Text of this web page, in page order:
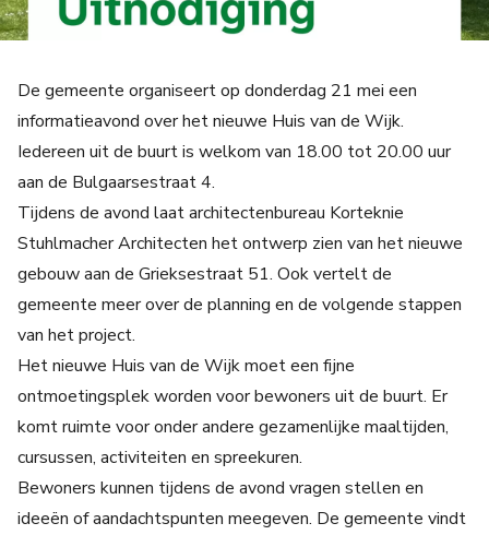
De gemeente organiseert op donderdag 21 mei een
informatieavond over het nieuwe Huis van de Wijk.
Iedereen uit de buurt is welkom van 18.00 tot 20.00 uur
aan de Bulgaarsestraat 4.
Tijdens de avond laat architectenbureau Korteknie
Stuhlmacher Architecten het ontwerp zien van het nieuwe
gebouw aan de Grieksestraat 51. Ook vertelt de
gemeente meer over de planning en de volgende stappen
van het project.
Het nieuwe Huis van de Wijk moet een fijne
ontmoetingsplek worden voor bewoners uit de buurt. Er
komt ruimte voor onder andere gezamenlijke maaltijden,
cursussen, activiteiten en spreekuren.
Bewoners kunnen tijdens de avond vragen stellen en
ideeën of aandachtspunten meegeven. De gemeente vindt